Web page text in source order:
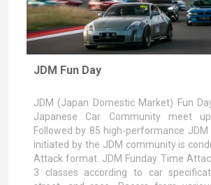
JDM Fun Day
JDM (Japan Domestic Market) Fun
Japanese Car Community meet
Followed by 85 high-performance
initiated by the JDM community is
Attack format. JDM Funday Time
3 classes according to car